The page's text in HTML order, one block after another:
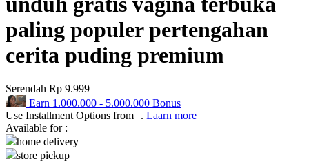
Q
QV Baby
R
Real Shades
Red Castle
Ribbon Madness
paling populer pertengahan
cerita puding premium
Serendah Rp 9.999
Earn 1.000.000 - 5.000.000 Bonus
Use Installment Options from
. Laarn more
Available for :
home delivery
store pickup